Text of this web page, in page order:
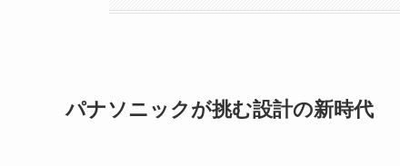
パナソニックが挑む設計の新時代